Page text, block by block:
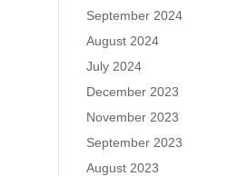
September 2024
August 2024
July 2024
December 2023
November 2023
September 2023
August 2023